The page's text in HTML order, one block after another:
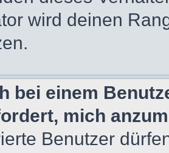
wird deinen
bei einem
mich
Benutzer